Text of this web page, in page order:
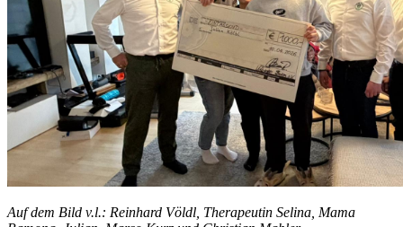
Auf dem Bild v.l.: Reinhard Völdl, Therapeutin Selina, Mama